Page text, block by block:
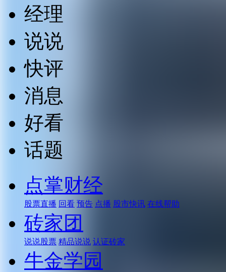
经理
说说
快评
消息
好看
话题
点掌财经
股票直播 回看 预告 点播 股市快讯 在线帮助
砖家团
说说股票 精品说说 认证砖家
牛金学园